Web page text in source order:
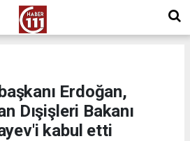
Erdoğan,
Dışişleri Bakanı
kabul etti